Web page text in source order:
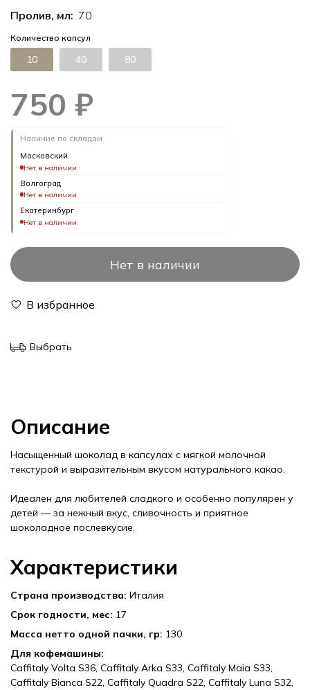
Пролив, мл: 70
750 ₽
Количество капсул
10 40 80
Наличие по складам
Московский
Нет в наличии
Волгоград
Нет в наличии
Екатеринбург
Нет в наличии
Нет в наличии
В избранное
Выбрать
Описание
Насыщенный шоколад в капсулах с мягкой молочной
текстурой и выразительным вкусом натурального какао.
Идеален для любителей сладкого и особенно популярен у
детей — за нежный вкус, сливочность и приятное
шоколадное послевкусие.
Характеристики
Страна производства: Италия
Срок годности, мес: 17
Масса нетто одной пачки, гр: 130
Для кофемашины:
Caffitaly Volta S36, Caffitaly Arka S33, Caffitaly Maia S33,
Caffitaly Bianca S22, Caffitaly Quadra S22, Caffitaly Luna S32,